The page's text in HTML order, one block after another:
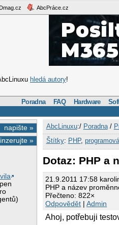
AbcPráce.cz
hledá autory!
Poradna FAQ Hardware
napište »
inzerujte »
AbcLinuxu:/ Poradna/
Štítky: PHP,
Dotaz: PHP a
21.9.2011 17:58
PHP a název
Přečteno: 822×
Odpovědět |Admin
Ahoj, potřebuji